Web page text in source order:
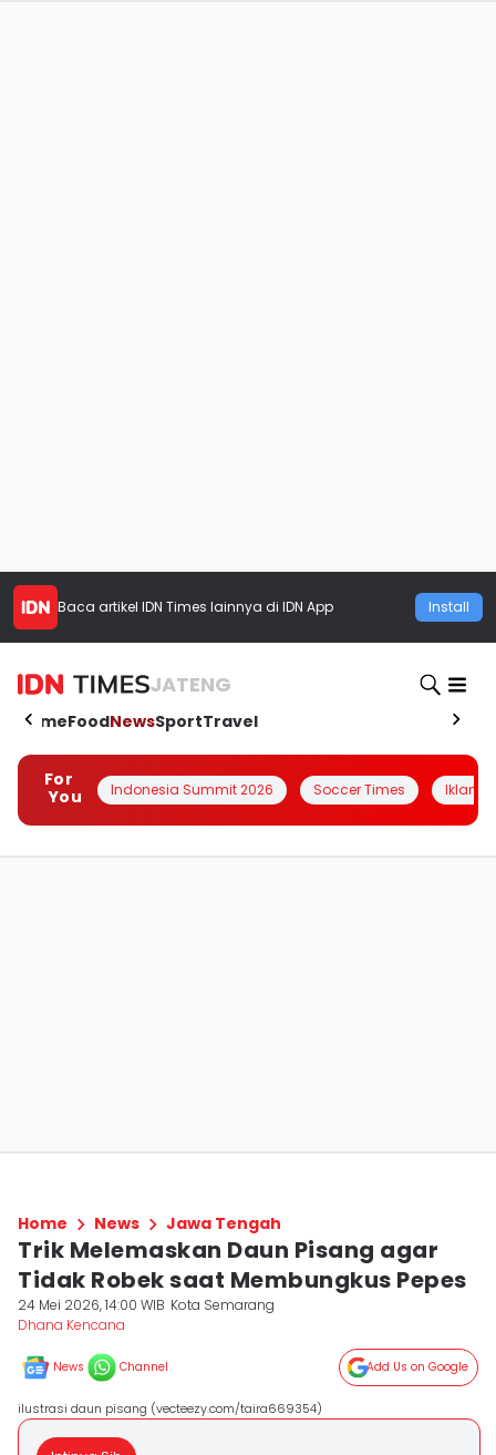
Baca artikel IDN Times lainnya di IDN App Install
JATENG
HomeFoodNewsSportTravel
For
You
Indonesia Summit 2026 Soccer Times Iklanin
Home News Jawa Tengah
Trik Melemaskan Daun Pisang agar
Tidak Robek saat Membungkus Pepes
24 Mei 2026, 14:00 WIB Kota Semarang
Dhana Kencana
News Channel Add Us on Google
ilustrasi daun pisang (vecteezy.com/taira669354)